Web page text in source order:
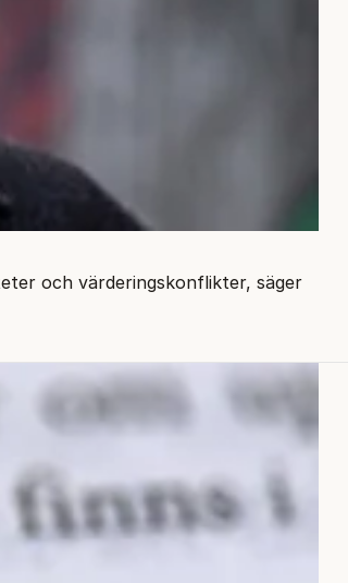
och värderingskonflikter, säger